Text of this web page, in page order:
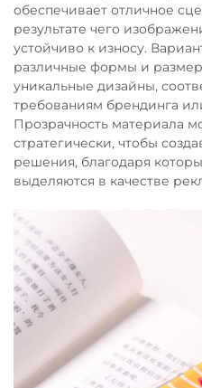
обеспечивает отличное
результате чего
устойчиво к износу.
различные формы и
уникальные дизайны,
требованиям брендинга
Прозрачность материала
стратегически, чтобы
решения, благодаря
выделяются в качестве